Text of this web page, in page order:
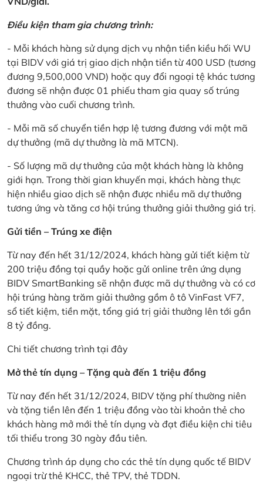
Điều kiện tham gia chương trình:
- Mỗi khách hàng sử dụng dịch vụ nhận tiền kiều hối WU
tại BIDV với giá trị giao dịch nhận tiền từ 400 USD (tương
đương 9,500,000 VND) hoặc quy đổi ngoại tệ khác tương
đương sẽ nhận được 01 phiếu tham gia quay số trúng
thưởng vào cuối chương trình.
- Mỗi mã số chuyển tiền hợp lệ tương đương với một mã
dự thưởng (mã dự thưởng là mã MTCN).
- Số lượng mã dự thưởng của một khách hàng là không
giới hạn. Trong thời gian khuyến mại, khách hàng thực
hiện nhiều giao dịch sẽ nhận được nhiều mã dự thưởng
tương ứng và tăng cơ hội trúng thưởng giải thưởng giá trị.
Gửi tiền – Trúng xe điện
Từ nay đến hết 31/12/2024, khách hàng gửi tiết kiệm từ
200 triệu đồng tại quầy hoặc gửi online trên ứng dụng
BIDV SmartBanking sẽ nhận được mã dự thưởng và có cơ
hội trúng hàng trăm giải thưởng gồm ô tô VinFast VF7,
sổ tiết kiệm, tiền mặt, tổng giá trị giải thưởng lên tới gần
8 tỷ đồng.
Chi tiết chương trình tại đây
Mở thẻ tín dụng – Tặng quà đến 1 triệu đồng
Từ nay đến hết 31/12/2024, BIDV tặng phí thường niên
và tặng tiền lên đến 1 triệu đồng vào tài khoản thẻ cho
khách hàng mở mới thẻ tín dụng và đạt điều kiện chi tiêu
tối thiểu trong 30 ngày đầu tiên.
Chương trình áp dụng cho các thẻ tín dụng quốc tế BIDV
ngoại trừ thẻ KHCC, thẻ TPV, thẻ TDDN.